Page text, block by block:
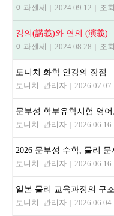
이과센세
| 2024.09.12 | 조
강의(講義)와 연의 (演義)
이과센세
| 2024.08.28 | 조
토니치 화학 인강의 장점
토니치_관리자 | 2026.07.07
토니치_관리자 | 2026.06.16
2026 문부성 수학, 물리 문
토니치_관리자 | 2026.06.16
일본 물리 교육과정의 구
토니치_관리자 | 2026.06.04